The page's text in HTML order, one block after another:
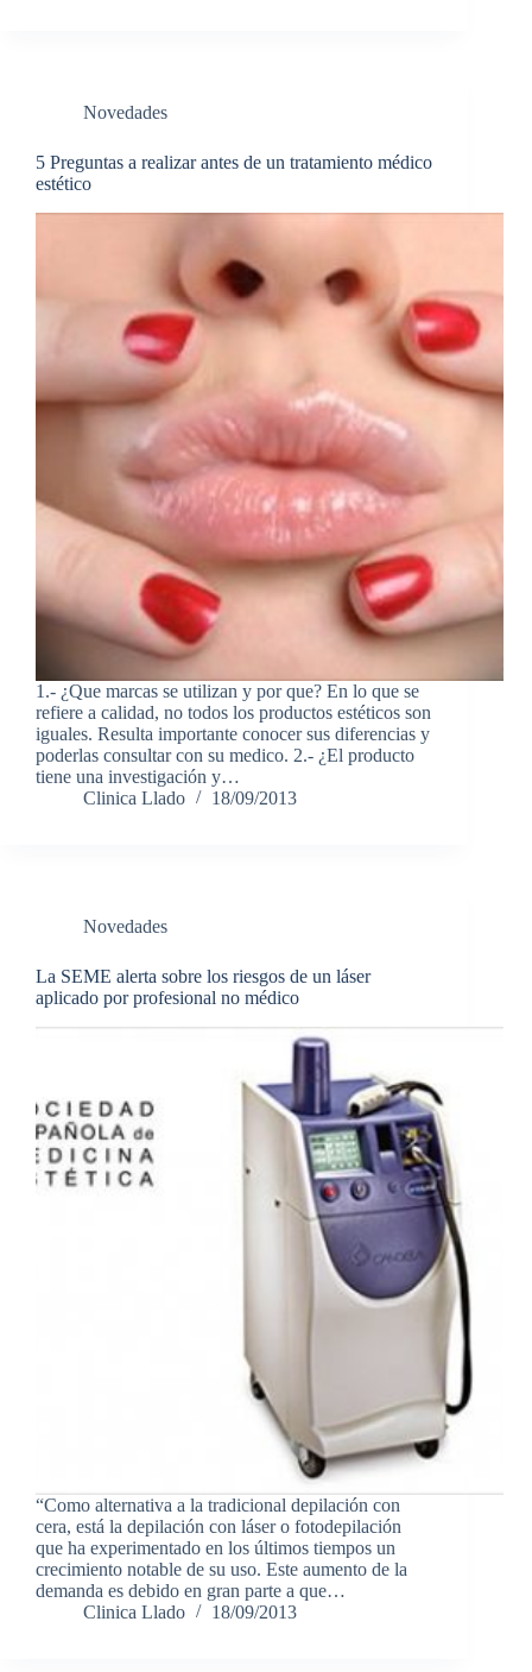
Novedades
5 Preguntas a realizar antes de un tratamiento médico
estético
1.- ¿Que marcas se utilizan y por que? En lo que se
refiere a calidad, no todos los productos estéticos son
iguales. Resulta importante conocer sus diferencias y
poderlas consultar con su medico. 2.- ¿El producto
tiene una investigación y…
Clinica Llado
18/09/2013
Novedades
La SEME alerta sobre los riesgos de un láser
aplicado por profesional no médico
“Como alternativa a la tradicional depilación con
cera, está la depilación con láser o fotodepilación
que ha experimentado en los últimos tiempos un
crecimiento notable de su uso. Este aumento de la
demanda es debido en gran parte a que…
Clinica Llado
18/09/2013